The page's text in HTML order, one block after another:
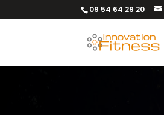
09 54 64 29 20